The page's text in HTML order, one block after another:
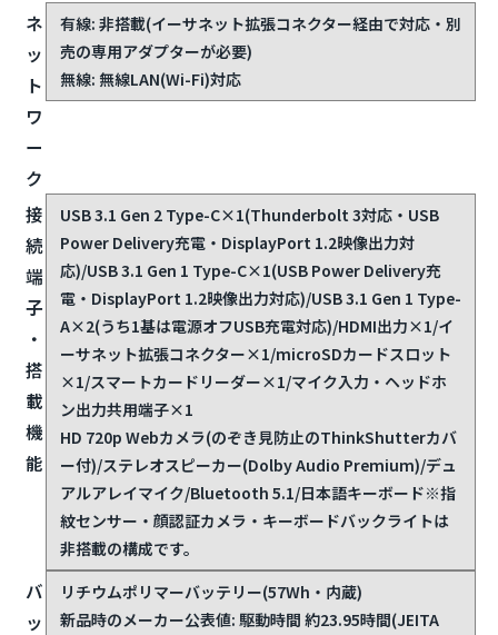
ネ
ッ
ト
ワ
ー
ク
有線: 非搭載(イーサネット拡張コネクター経由で対応・別
売の専用アダプターが必要)
無線: 無線LAN(Wi-Fi)対応
接
続
端
子
・
搭
載
機
能
USB 3.1 Gen 2 Type-C×1(Thunderbolt 3対応・USB
Power Delivery充電・DisplayPort 1.2映像出力対
応)/USB 3.1 Gen 1 Type-C×1(USB Power Delivery充
電・DisplayPort 1.2映像出力対応)/USB 3.1 Gen 1 Type-
A×2(うち1基は電源オフUSB充電対応)/HDMI出力×1/イ
ーサネット拡張コネクター×1/microSDカードスロット
×1/スマートカードリーダー×1/マイク入力・ヘッドホ
ン出力共用端子×1
HD 720p Webカメラ(のぞき見防止のThinkShutterカバ
ー付)/ステレオスピーカー(Dolby Audio Premium)/デュ
アルアレイマイク/Bluetooth 5.1/日本語キーボード※指
紋センサー・顔認証カメラ・キーボードバックライトは
非搭載の構成です。
バ
ッ
リチウムポリマーバッテリー(57Wh・内蔵)
新品時のメーカー公表値: 駆動時間 約23.95時間(JEITA